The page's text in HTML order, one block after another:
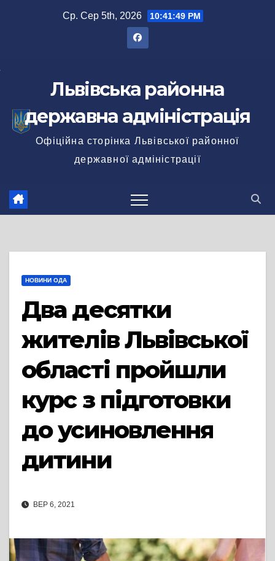
Ср. Сер 5th, 2026 10:41:49 PM
Львівська районна
державна адміністрація
Офіційна сторінка Львівської районної
державної адміністрації
НОВИНИ ОДА
Два десятки
жителів Львівської
області пройшли
курс з підготовки
до усиновлення
дитини
ВЕР 6, 2021